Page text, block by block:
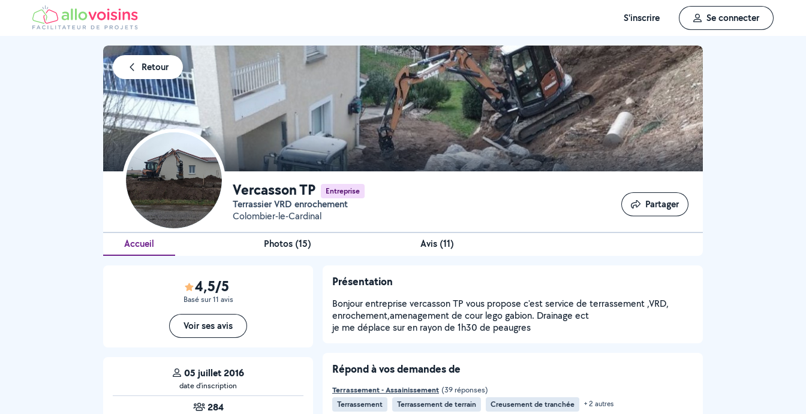
S'inscrire Se connecter
Retour
Vercasson TP Entreprise
Terrassier VRD enrochement
Colombier-le-Cardinal
Partager
Partager
Accueil Photos (15) Avis (11)
4,5/5
Basé sur 11 avis
Voir ses avis
05 juillet 2016
date d’inscription
284
Présentation
Bonjour entreprise vercasson TP vous propose c'est service de terrassement ,VRD,
enrochement,amenagement de cour lego gabion. Drainage ect
je me déplace sur en rayon de 1h30 de peaugres
Répond à vos demandes de
Terrassement - Assainissement (39 réponses)
Terrassement
Terrassement de terrain Creusement de tranchée + 2 autres